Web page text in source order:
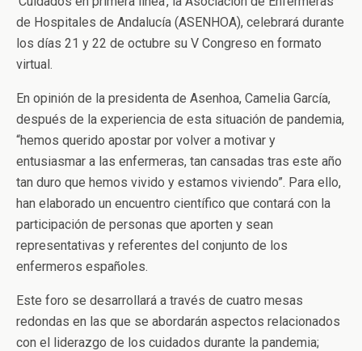
de Hospitales de Andalucía (ASENHOA), celebrará durante
los días 21 y 22 de octubre su V Congreso en formato
virtual.
En opinión de la presidenta de Asenhoa, Camelia García,
después de la experiencia de esta situación de pandemia,
“hemos querido apostar por volver a motivar y
entusiasmar a las enfermeras, tan cansadas tras este año
tan duro que hemos vivido y estamos viviendo”. Para ello,
han elaborado un encuentro científico que contará con la
participación de personas que aporten y sean
representativas y referentes del conjunto de los
enfermeros españoles.
Este foro se desarrollará a través de cuatro mesas
redondas en las que se abordarán aspectos relacionados
con el liderazgo de los cuidados durante la pandemia;